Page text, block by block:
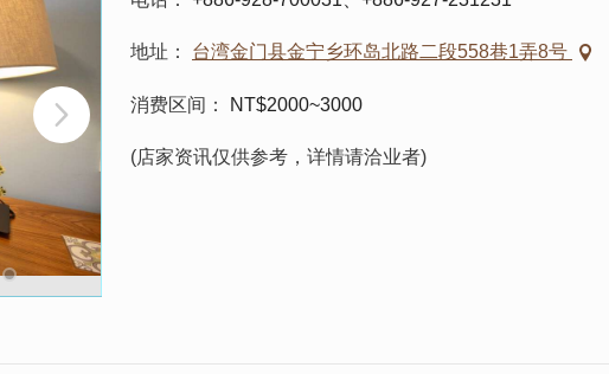
地址 台湾金门县金宁乡环岛北路二段558巷1弄8号
消费区间 NT$2000~3000
(店家资讯仅供参考，详情请洽业者)